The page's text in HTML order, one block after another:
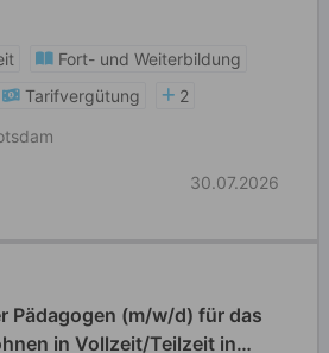
Fort- und Weiterbildung
Tarifvergütung
2
30.07.2026
Pädagogen (m/w/d) für das
in Vollzeit/Teilzeit in